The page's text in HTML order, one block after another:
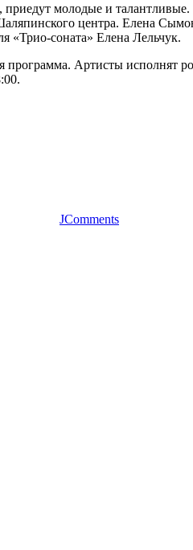
молодые и
центра. Елена
«Трио-соната» Елена Лельчук.
Артисты исполнят
JComments